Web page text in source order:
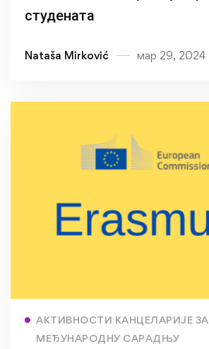
студената
Nataša Mirković мар 29, 2024
АКТИВНОСТИ КАНЦЕЛАРИЈЕ ЗА
МЕЂУНАРОДНУ САРАДЊУ